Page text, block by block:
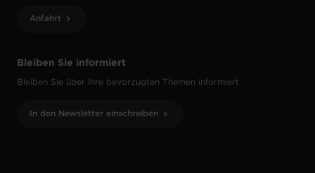
Bleiben Sie informiert
Bleiben Sie über Ihre bevorzugten Themen informiert.
In den Newsletter einschreiben
Anfahrt